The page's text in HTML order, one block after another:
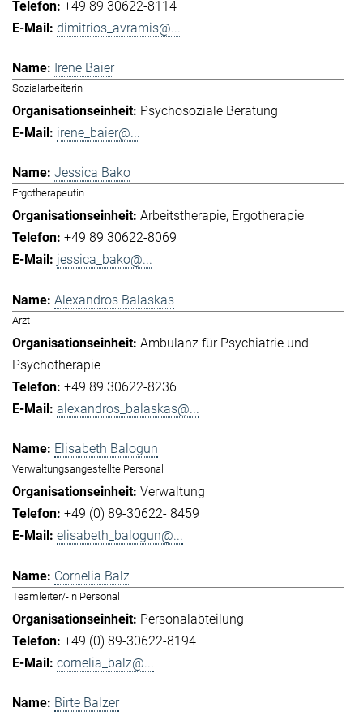
+49 89 30622-8114
dimitrios_avramis@...
Irene Baier
Sozialarbeiterin
Psychosoziale Beratung
irene_baier@...
Jessica Bako
Ergotherapeutin
Arbeitstherapie Ergotherapie
+49 89 30622-8069
jessica_bako@...
Alexandros Balaskas
Arzt
Ambulanz für Psychiatrie und
Psychotherapie
+49 89 30622-8236
alexandros_balaskas@...
Elisabeth Balogun
Verwaltungsangestellte Personal
Verwaltung
+49 (0) 89-30622- 8459
elisabeth_balogun@...
Cornelia Balz
Teamleiter/-in Personal
Personalabteilung
+49 (0) 89-30622-8194
cornelia_balz@...
Birte Balzer